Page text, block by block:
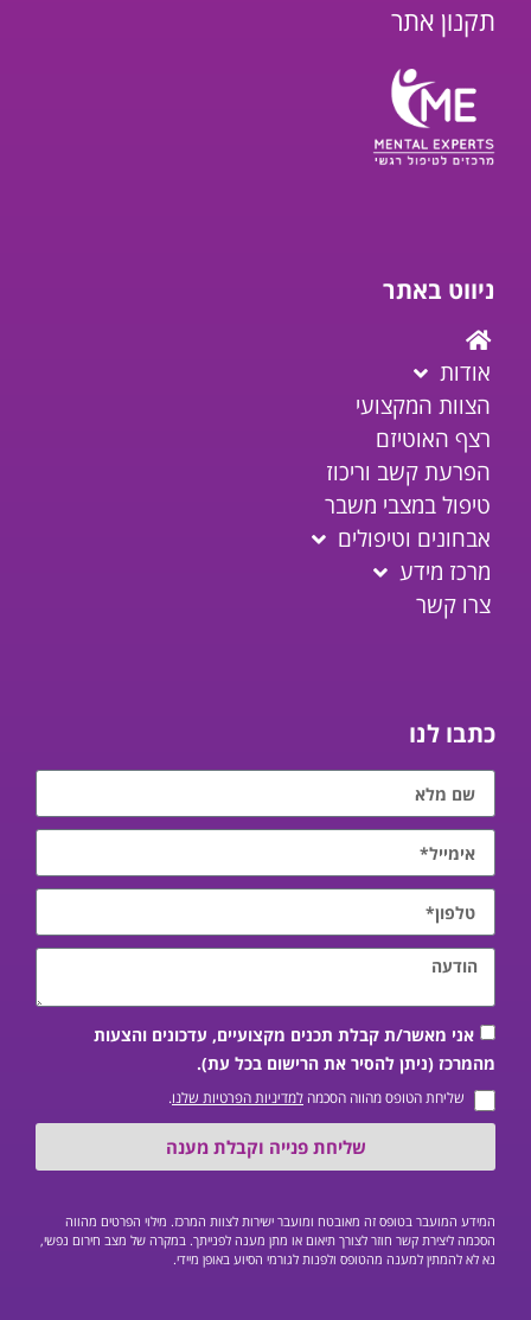
תקנון אתר
ניווט באתר
אודות
הצוות המקצועי
רצף האוטיזם
הפרעת קשב וריכוז
טיפול במצבי משבר
אבחונים וטיפולים
מרכז מידע
צרו קשר
כתבו לנו
אני מאשר/ת קבלת תכנים מקצועיים, עדכונים והצעות
מהמרכז (ניתן להסיר את הרישום בכל עת).
שליחת הטופס מהווה הסכמה למדיניות הפרטיות שלנו.
שליחת פנייה וקבלת מענה
המידע המועבר בטופס זה מאובטח ומועבר ישירות לצוות המרכז. מילוי הפרטים מהווה
הסכמה ליצירת קשר חוזר לצורך תיאום או מתן מענה לפנייתך. במקרה של מצב חירום נפשי,
נא לא להמתין למענה מהטופס ולפנות לגורמי הסיוע באופן מיידי.